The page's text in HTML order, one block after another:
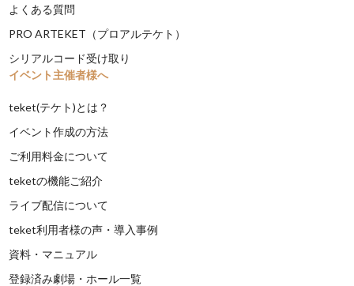
よくある質問
PRO ARTEKET（プロアルテケト）
シリアルコード受け取り
イベント主催者様へ
teket(テケト)とは？
イベント作成の方法
ご利用料金について
teketの機能ご紹介
ライブ配信について
teket利用者様の声・導入事例
資料・マニュアル
登録済み劇場・ホール一覧